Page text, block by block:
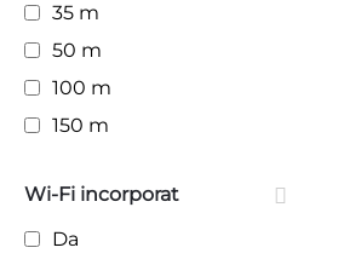
35 m
50 m
100 m
150 m
Wi-Fi incorporat
Da